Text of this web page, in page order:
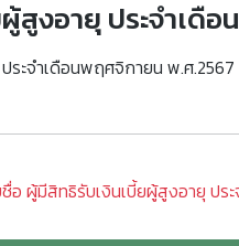
สูงอายุ ประจำเดื
ระจำเดือนพฤศจิกายน พ.ศ.2567
อ ผู้มีสิทธิรับเงินเบี้ยผู้สูงอายุ ปร